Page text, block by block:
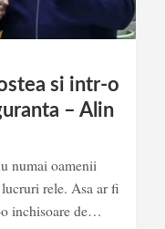
si intr-o
– Alin
numai oamenii
rele. Asa ar fi
inchisoare de…